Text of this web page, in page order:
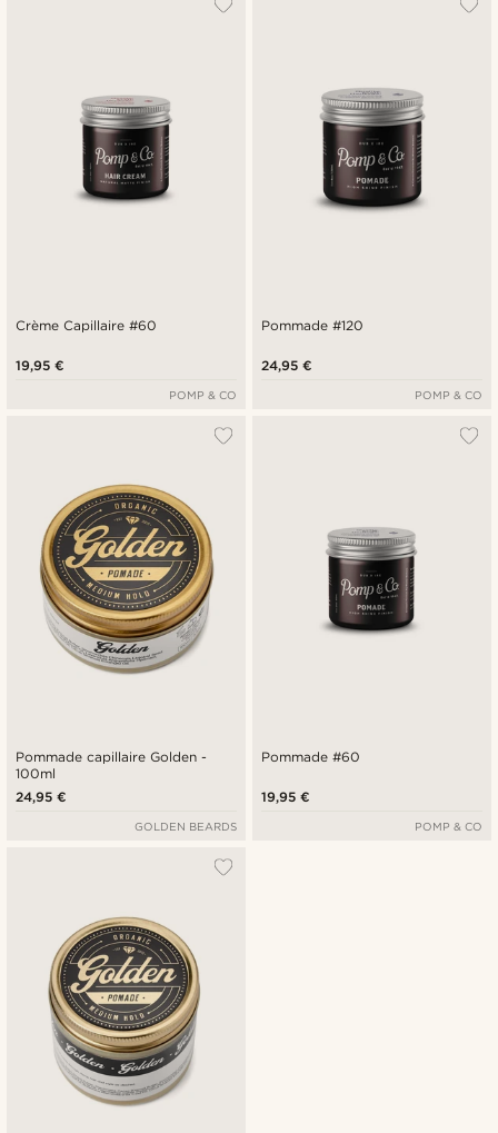
Crème Capillaire #60
19,95 €
POMP & CO
Pommade #120
24,95 €
POMP & CO
Pommade capillaire Golden -
100ml
24,95 €
GOLDEN BEARDS
Pommade #60
19,95 €
POMP & CO